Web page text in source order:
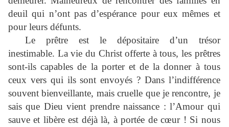
deuil qui n’ont pas d’espérance pour eux mêmes et
pour leurs défunts.
Le prêtre est le dépositaire d’un trésor
inestimable. La vie du Christ offerte à tous, les prêtres
sont-ils capables de la porter et de la donner à tous
ceux vers qui ils sont envoyés ? Dans l’indifférence
souvent bienveillante, mais cruelle que je rencontre, je
sais que Dieu vient prendre naissance : l’Amour qui
sauve et libère est déjà là, à portée de cœur ! Si nous